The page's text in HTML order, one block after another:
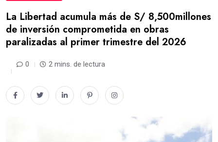
La Libertad acumula más de S/ 8,500millones
de inversión comprometida en obras
paralizadas al primer trimestre del 2026
0 2 mins. de lectura